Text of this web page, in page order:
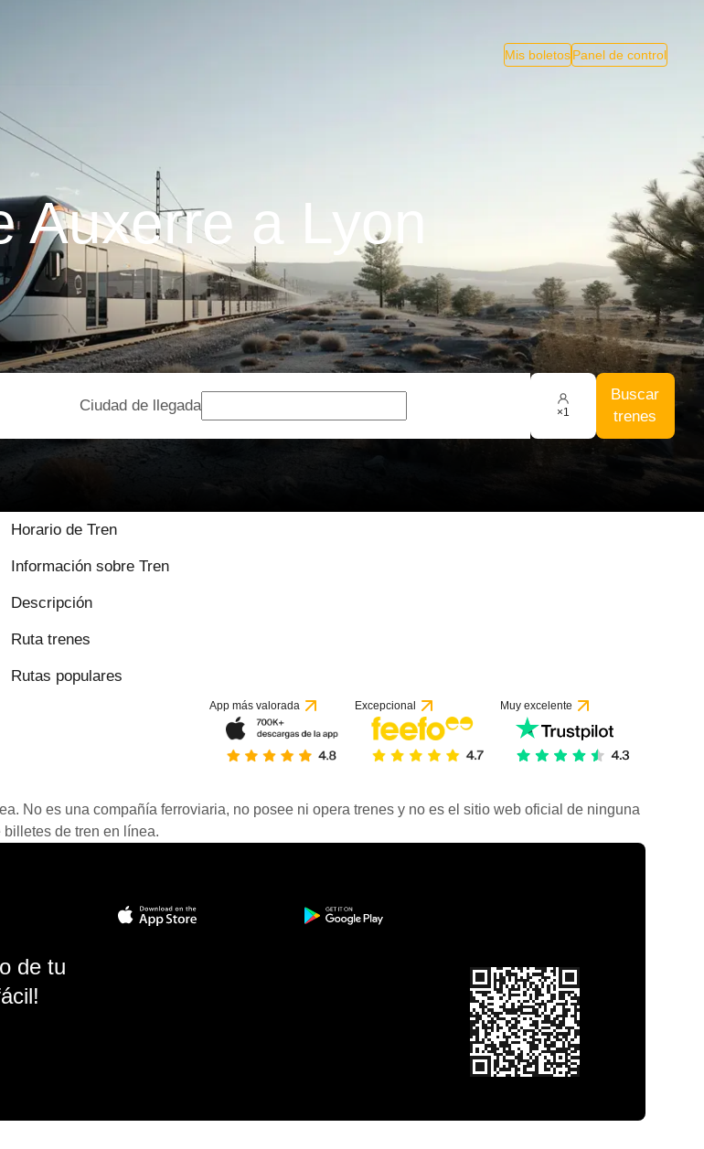
Mis boletosPanel de control
Auxerre a Lyon
Ciudad de llegada ×1
Buscar
trenes
Horario de Tren
Información sobre Tren
Descripción
Ruta trenes
Rutas populares
App más valorada Excepcional Muy excelente
No es una compañía ferroviaria, no posee ni opera trenes y no es el sitio web oficial de ninguna
de tren en línea.
de tu